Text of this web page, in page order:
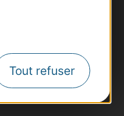
Tout refuser
des
et de sorties.